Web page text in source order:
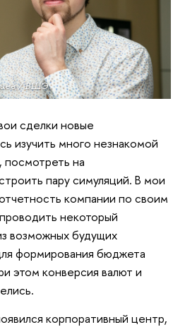
/ ВШЭ
сделки новые
изучить много незнакомой
на
пару симуляций. В мои
компании по своим
некоторый
возможных будущих
формирования бюджета
этом конверсия валют и
корпоративный центр,